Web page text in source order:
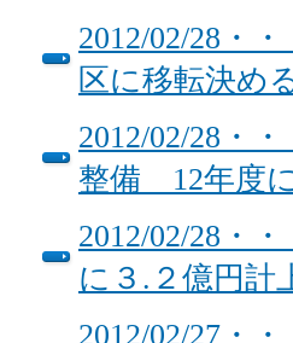
2012/02/28・
区に移転決
2012/02/28・
整備 12年度
2012/02/28・
に３.２億円計
2012/02/27・